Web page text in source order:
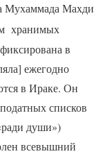
Мухаммада Махди
хранимых
в
ежегодно
в Ираке. Он
списков
души»)
всевышний